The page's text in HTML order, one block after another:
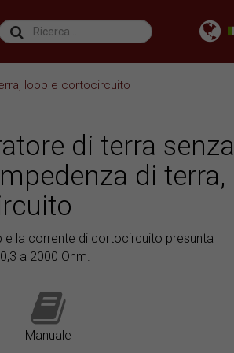
loop e cortocircuito
di terra senza
di terra,
e la corrente di cortocircuito presunta
a 2000 Ohm.
Manuale